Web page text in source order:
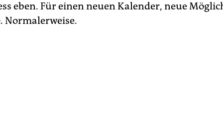
eben. Für einen neuen Kalender, neue
Normalerweise.